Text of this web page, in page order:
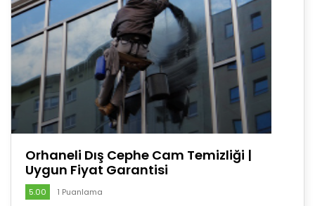
Orhaneli Dış Cephe Cam Temizliği |
Uygun Fiyat Garantisi
5.00 1 Puanlama